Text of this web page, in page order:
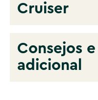
Cruiser
Horario de
Consejos
adicional